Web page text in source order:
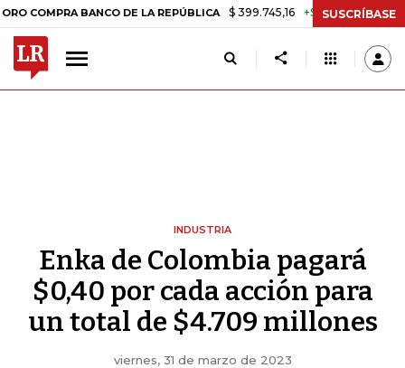
BANCO DE LA REPÚBLICA $ 399.745,16 +$ 2.295,71 +0,58%
SUSCRÍBASE
INDUSTRIA
Enka de Colombia pagará
$0,40 por cada acción para
un total de $4.709 millones
viernes, 31 de marzo de 2023